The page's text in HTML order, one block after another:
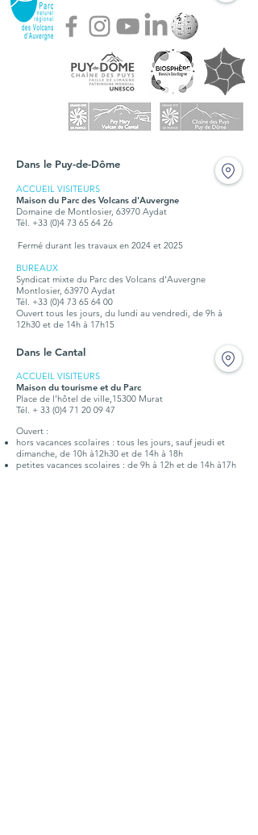
Dans le Puy-de-Dôme
ACCUEIL VISITEURS
Maison du Parc des Volcans d'Auvergne
Domaine de Montlosier, 63970 Aydat
Tél. +33 (0)4 73 65 64 26
Fermé durant les travaux en 2024 et 2025
BUREAUX
Syndicat mixte du Parc des Volcans d'Auvergne
Montlosier, 63970 Aydat
Tél. +33 (0)4 73 65 64 00
Ouvert tous les jours, du lundi au vendredi, de 9h à
12h30 et de 14h à 17h15
Dans le Cantal
ACCUEIL VISITEURS
Maison du tourisme et du Parc
Place de l'hôtel de ville,15300 Murat
Tél. + 33 (0)4 71 20 09 47
Ouvert :
hors vacances scolaires : tous les jours, sauf jeudi et
dimanche, de 10h à12h30 et de 14h à 18h
petites vacances scolaires : de 9h à 12h et de 14h à17h